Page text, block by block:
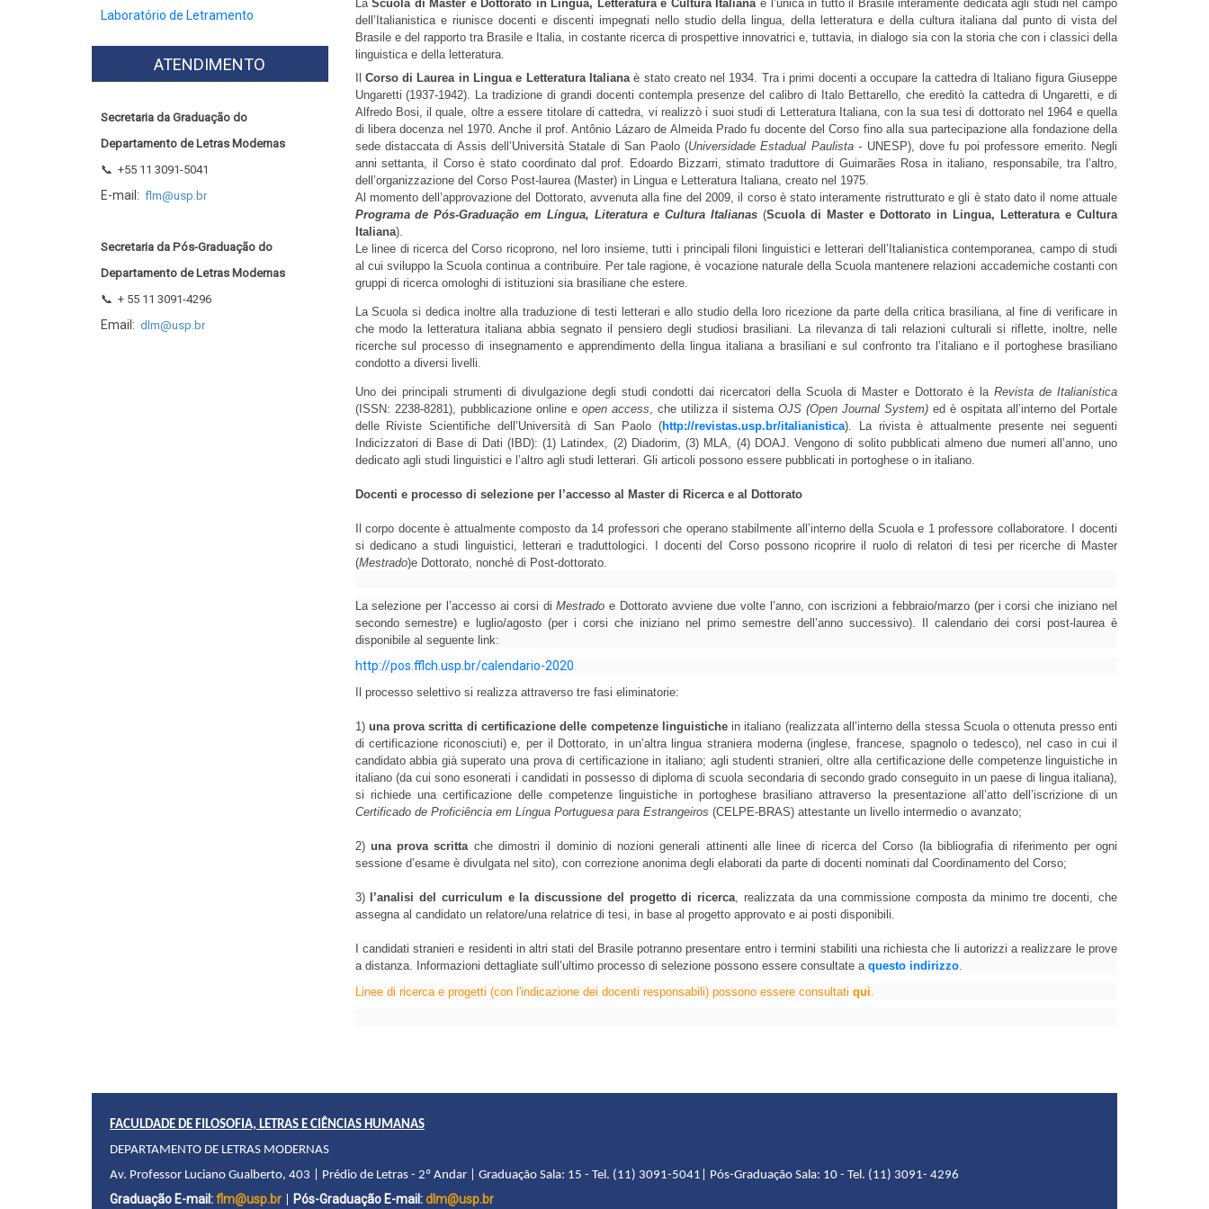
Laboratório de Letramento
ATENDIMENTO
Secretaria da Graduação do
Departamento de Letras Modernas
📞 +55 11 3091-5041
E-mail: flm@usp.br
Secretaria da Pós-Graduação do
Departamento de Letras Modernas
📞 + 55 11 3091-4296
Email: dlm@usp.br
La Scuola di Master e Dottorato in Lingua, Letteratura e Cultura Italiana è l’unica in tutto il Brasile interamente dedicata agli studi nel campo
dell’Italianistica e riunisce docenti e discenti impegnati nello studio della lingua, della letteratura e della cultura italiana dal punto di vista del
Brasile e del rapporto tra Brasile e Italia, in costante ricerca di prospettive innovatrici e, tuttavia, in dialogo sia con la storia che con i classici della
linguistica e della letteratura.
Il Corso di Laurea in Lingua e Letteratura Italiana è stato creato nel 1934. Tra i primi docenti a occupare la cattedra di Italiano figura Giuseppe
Ungaretti (1937-1942). La tradizione di grandi docenti contempla presenze del calibro di Italo Bettarello, che ereditò la cattedra di Ungaretti, e di
Alfredo Bosi, il quale, oltre a essere titolare di cattedra, vi realizzò i suoi studi di Letteratura Italiana, con la sua tesi di dottorato nel 1964 e quella
di libera docenza nel 1970. Anche il prof. Antônio Lázaro de Almeida Prado fu docente del Corso fino alla sua partecipazione alla fondazione della
sede distaccata di Assis dell’Università Statale di San Paolo (Universidade Estadual Paulista - UNESP), dove fu poi professore emerito. Negli
anni settanta, il Corso è stato coordinato dal prof. Edoardo Bizzarri, stimato traduttore di Guimarães Rosa in italiano, responsabile, tra l’altro,
dell’organizzazione del Corso Post-laurea (Master) in Lingua e Letteratura Italiana, creato nel 1975.
Programa de Pós-Graduação em Língua, Literatura e Cultura Italianas (Scuola di Master e Dottorato in Lingua, Letteratura e Cultura
Italiana).
Le linee di ricerca del Corso ricoprono, nel loro insieme, tutti i principali filoni linguistici e letterari dell’Italianistica contemporanea, campo di studi
al cui sviluppo la Scuola continua a contribuire. Per tale ragione, è vocazione naturale della Scuola mantenere relazioni accademiche costanti con
gruppi di ricerca omologhi di istituzioni sia brasiliane che estere.
La Scuola si dedica inoltre alla traduzione di testi letterari e allo studio della loro ricezione da parte della critica brasiliana, al fine di verificare in
che modo la letteratura italiana abbia segnato il pensiero degli studiosi brasiliani. La rilevanza di tali relazioni culturali si riflette, inoltre, nelle
ricerche sul processo di insegnamento e apprendimento della lingua italiana a brasiliani e sul confronto tra l’italiano e il portoghese brasiliano
condotto a diversi livelli.
Uno dei principali strumenti di divulgazione degli studi condotti dai ricercatori della Scuola di Master e Dottorato è la Revista de Italianística
(ISSN: 2238-8281), pubblicazione online e open access, che utilizza il sistema OJS (Open Journal System) ed è ospitata all’interno del Portale
delle Riviste Scientifiche dell’Università di San Paolo (http://revistas.usp.br/italianistica). La rivista è attualmente presente nei seguenti
Indicizzatori di Base di Dati (IBD): (1) Latindex, (2) Diadorim, (3) MLA, (4) DOAJ. Vengono di solito pubblicati almeno due numeri all’anno, uno
dedicato agli studi linguistici e l’altro agli studi letterari. Gli articoli possono essere pubblicati in portoghese o in italiano.
Docenti e processo di selezione per l’accesso al Master di Ricerca e al Dottorato
Il corpo docente è attualmente composto da 14 professori che operano stabilmente all’interno della Scuola e 1 professore collaboratore. I docenti
si dedicano a studi linguistici, letterari e traduttologici.
I docenti del Corso possono ricoprire il ruolo di relatori di tesi per ricerche di Master
(Mestrado)e Dottorato, nonché di Post-dottorato.
La selezione per l’accesso ai corsi di Mestrado e Dottorato avviene due volte l’anno, con iscrizioni a febbraio/marzo (per i corsi che iniziano nel
secondo semestre) e luglio/agosto (per i corsi che iniziano nel primo semestre dell’anno successivo). Il calendario dei corsi post-laurea è
disponibile al seguente link:
http://pos.fflch.usp.br/calendario-2020
Il processo selettivo si realizza attraverso tre fasi eliminatorie:
1) una prova scritta di certificazione delle competenze linguistiche in italiano (realizzata all’interno della stessa Scuola o ottenuta presso enti
di certificazione riconosciuti) e, per il Dottorato, in un’altra lingua straniera moderna (inglese, francese, spagnolo o tedesco), nel caso in cui il
candidato abbia già superato una prova di certificazione in italiano; agli studenti stranieri, oltre alla certificazione delle competenze linguistiche in
italiano (da cui sono esonerati i candidati in possesso di diploma di scuola secondaria di secondo grado conseguito in un paese di lingua italiana),
Certificado de Proficiência em Língua Portuguesa para Estrangeiros (CELPE-BRAS) attestante un livello intermedio o avanzato;
2) una prova scritta che dimostri il dominio di nozioni generali attinenti alle linee di ricerca del Corso (la bibliografia di riferimento per ogni
sessione d’esame è divulgata nel sito), con correzione anonima degli elaborati da parte di docenti nominati dal Coordinamento del Corso;
3) l’analisi del curriculum e la discussione del progetto di ricerca, realizzata da una commissione composta da minimo tre docenti, che
assegna al candidato un relatore/una relatrice di tesi, in base al progetto approvato e ai posti disponibili.
I candidati stranieri e residenti in altri stati del Brasile potranno presentare entro i termini stabiliti una richiesta che li autorizzi a realizzare le prove
a distanza. Informazioni dettagliate sull’ultimo processo di selezione possono essere consultate a questo indirizzo.
Linee di ricerca e progetti (con l'indicazione dei docenti responsabili) possono essere consultati qui.
FACULDADE DE FILOSOFIA, LETRAS E CIÊNCIAS HUMANAS
DEPARTAMENTO DE LETRAS MODERNAS
Av. Professor Luciano Gualberto, 403 | Prédio de Letras - 2º Andar | Graduação Sala: 15 - Tel. (11) 3091-5041| Pós-Graduação Sala: 10 - Tel. (11) 3091- 4296
Graduação E-mail:flm@usp.br Pós-Graduação E-mail:dlm@usp.br